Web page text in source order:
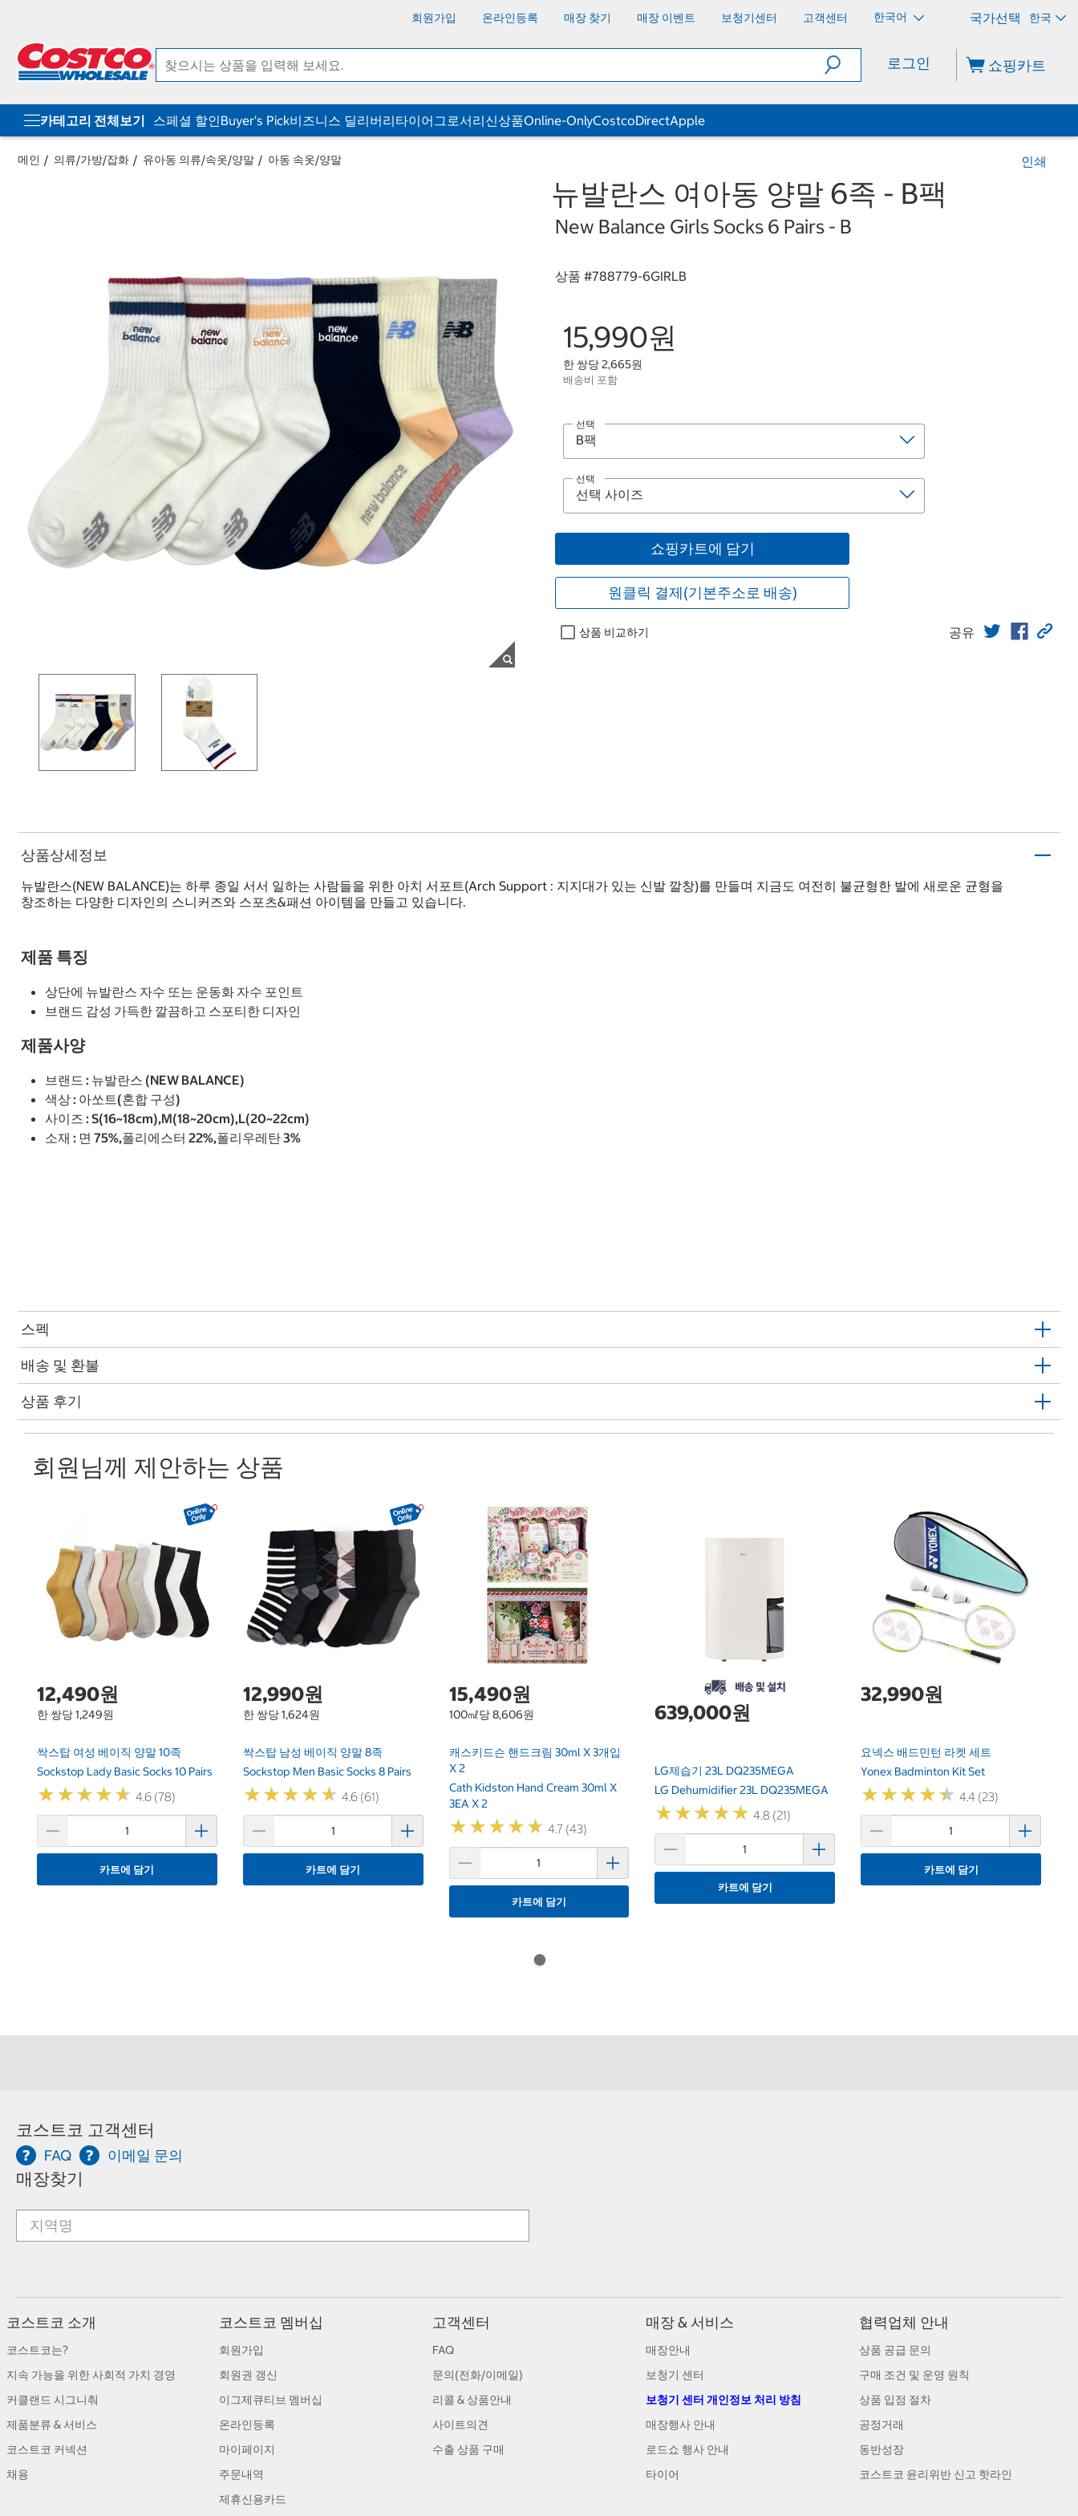
회원가입 온라인등록 매장 찾기 매장 이벤트 보청기센터 고객센터 한국어 한국
로그인 쇼핑카트
카테고리 전체보기 스페셜 할인Buyer's Pick비즈니스 딜리버리타이어그로서리신상품Online-OnlyCostcoDirectApple
메인 의류/가방/잡화 유아동 의류/속옷/양말 아동 속옷/양말 인쇄
뉴발란스 여아동 양말 6족 - B팩
New Balance Girls Socks 6 Pairs - B
상품 #788779-6GIRLB
15,990원
한 쌍당 2,665원
배송비 포함
선택
선택
쇼핑카트에 담기
원클릭 결제(기본주소로 배송)
상품 비교하기 공유
상품상세정보
뉴발란스(NEW BALANCE)는 하루 종일 서서 일하는 사람들을 위한 아치 서포트(Arch Support : 지지대가 있는 신발 깔창)를 만들며 지금도 여전히 불균형한 발에 새로운 균형을
창조하는 다양한 디자인의 스니커즈와 스포츠&패션 아이템을 만들고 있습니다.
제품 특징
상단에 뉴발란스 자수 또는 운동화 자수 포인트
브랜드 감성 가득한 깔끔하고 스포티한 디자인
제품사양
브랜드 : 뉴발란스 (NEW BALANCE)
색상 : 아쏘트(혼합 구성)
사이즈 : S(16~18cm),M(18~20cm),L(20~22cm)
소재 : 면 75%,폴리에스터 22%,폴리우레탄 3%
스펙
배송 및 환불
상품 후기
회원님께 제안하는 상품
12,490원
한 쌍당 1,249원
싹스탑 여성 베이직 양말 10족
Sockstop Lady Basic Socks 10 Pairs
★★★★★
★★★★★ 4.6 (78)
카트에 담기
12,990원
한 쌍당 1,624원
싹스탑 남성 베이직 양말 8족
Sockstop Men Basic Socks 8 Pairs
★★★★★
★★★★★ 4.6 (61)
카트에 담기
15,490원
100㎖당 8,606원
캐스키드슨 핸드크림 30ml X 3개입
X 2
Cath Kidston Hand Cream 30ml X
3EA X 2
★★★★★
★★★★★ 4.7 (43)
카트에 담기
639,000원
LG제습기 23L DQ235MEGA
LG Dehumidifier 23L DQ235MEGA
★★★★★
★★★★★ 4.8 (21)
카트에 담기
32,990원
요넥스 배드민턴 라켓 세트
Yonex Badminton Kit Set
★★★★★
★★★★★ 4.4 (23)
카트에 담기
코스트코 고객센터
FAQ 이메일 문의
매장찾기
코스트코 소개
코스트코는?
지속 가능을 위한 사회적 가치 경영
커클랜드 시그니춰
제품분류 & 서비스
코스트코 커넥션
채용
코스트코 멤버십
회원가입
회원권 갱신
이그제큐티브 멤버십
온라인등록
마이페이지
주문내역
제휴신용카드
고객센터
FAQ
문의(전화/이메일)
리콜 & 상품안내
사이트의견
수출 상품 구매
매장 & 서비스
매장안내
보청기 센터
보청기 센터 개인정보 처리 방침
매장행사 안내
로드쇼 행사 안내
타이어
협력업체 안내
상품 공급 문의
구매 조건 및 운영 원칙
상품 입점 절차
공정거래
동반성장
코스트코 윤리위반 신고 핫라인